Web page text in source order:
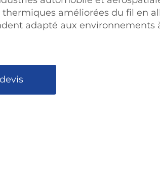
thermiques améliorées du fil en
adapté aux environnements